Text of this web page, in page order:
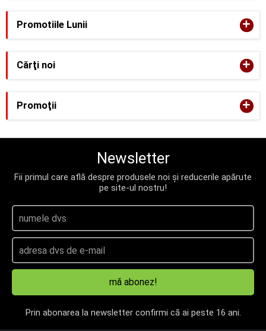
Promotiile Lunii +
Cărţi noi +
Promoţii +
Newsletter
Fii primul care află despre produsele noi și reducerile apărute
pe site-ul nostru!
mă abonez!
Prin abonarea la newsletter confirmi că ai peste 16 ani.